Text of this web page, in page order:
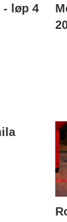
- løp 4